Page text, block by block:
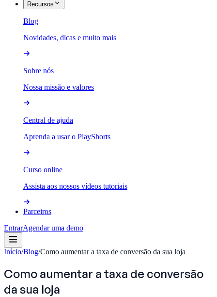
Recursos
Blog
Novidades, dicas e muito mais
Sobre nós
Nossa missão e valores
Central de ajuda
Aprenda a usar o PlayShorts
Curso online
Assista aos nossos vídeos tutoriais
Parceiros
EntrarAgendar uma demo
Início/Blog/Como aumentar a taxa de conversão da sua loja
Como aumentar a taxa de conversão
da sua loja